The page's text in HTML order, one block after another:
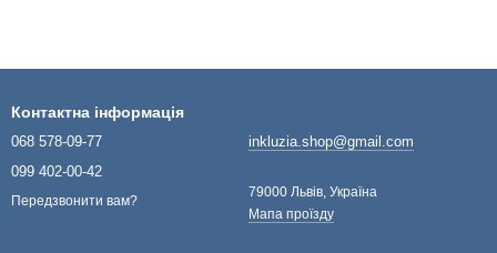
Контактна інформація
068 578-09-77
099 402-00-42
Передзвонити вам?
inkluzia.shop@gmail.com
79000 Львів, Україна
Мапа проїзду